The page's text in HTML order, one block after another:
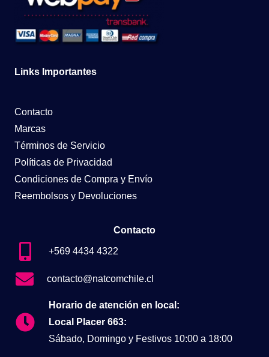
Links Importantes
Contacto
Marcas
Términos de Servicio
Políticas de Privacidad
Condiciones de Compra y Envío
Reembolsos y Devoluciones
Contacto
+569 4434 4322
contacto@natcomchile.cl
Horario de atención en local:
Local Placer 663:
Sábado, Domingo y Festivos 10:00 a 18:00